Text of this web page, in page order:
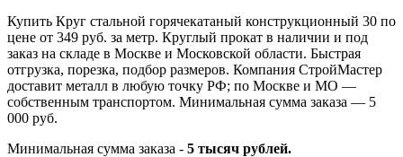
Купить Круг стальной горячекатаный конструкционный 30 по
цене от 349 руб. за метр. Круглый прокат в наличии и под
заказ на складе в Москве и Московской области. Быстрая
отгрузка, порезка, подбор размеров. Компания СтройМастер
доставит металл в любую точку РФ; по Москве и МО —
собственным транспортом. Минимальная сумма заказа — 5
000 руб.
Минимальная сумма заказа - 5 тысяч рублей.